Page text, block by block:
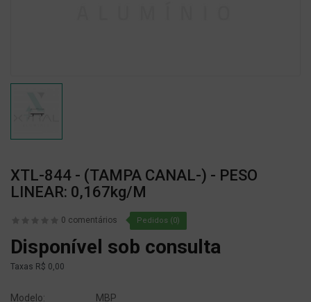
XTL-844 - (TAMPA CANAL-) - PESO
LINEAR: 0,167kg/m
0 comentários Pedidos (0)
Disponível sob consulta
Taxas R$ 0,00
Modelo:
MBP